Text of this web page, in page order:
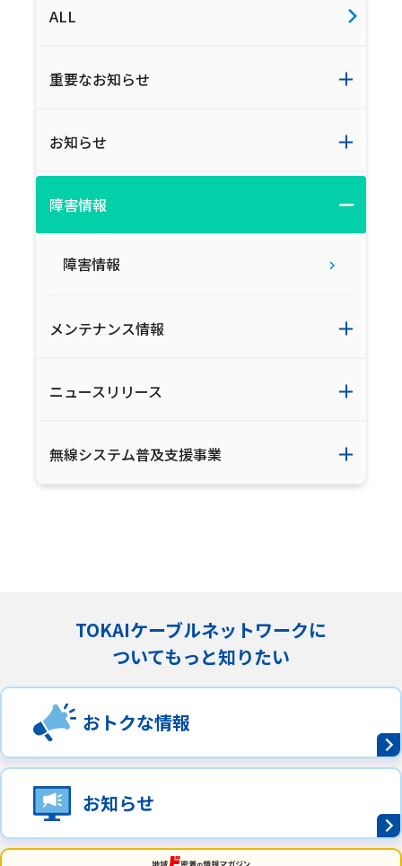
ALL
重要なお知らせ
お知らせ
障害情報
障害情報
メンテナンス情報
ニュースリリース
無線システム普及支援事業
TOKAIケーブルネットワークに
ついてもっと知りたい
おトクな情報
お知らせ